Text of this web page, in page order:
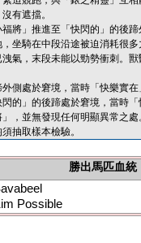
有遮擋。
將」推進至「快閃的」的後
坐騎在中段沿途被迫消耗很
氣，末段未能以勁勢衝刺。
側處於窘境，當時「快樂實
的」的後蹄處於窘境，當時
，並無發現任何明顯異常之處
抽取樣本檢驗。
勝出馬匹血統
Possible